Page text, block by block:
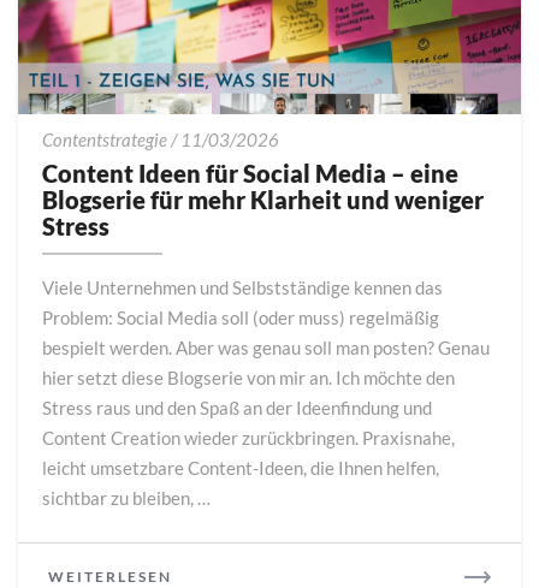
Contentstrategie/ 11/03/2026
Ideen
für
eine
Blogserie
für
mehr
Klarheit
und
weniger
Stress
Content Ideen für Social Media – eine
Blogserie für mehr Klarheit und weniger
Stress
Viele Unternehmen und Selbstständige kennen das
Problem: Social Media soll (oder muss) regelmäßig
bespielt werden. Aber was genau soll man posten? Genau
hier setzt diese Blogserie von mir an. Ich möchte den
Stress raus und den Spaß an der Ideenfindung und
Content Creation wieder zurückbringen. Praxisnahe,
leicht umsetzbare Content-Ideen, die Ihnen helfen,
sichtbar zu bleiben, …
WEITERLESEN